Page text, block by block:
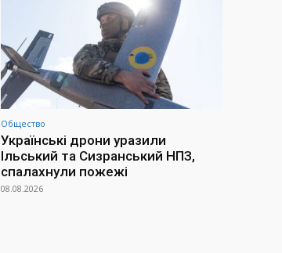
Общество
Українські дрони уразили
Ільський та Сизранський НПЗ,
спалахнули пожежі
08.08.2026